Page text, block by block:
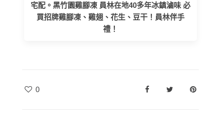
宅配。黑竹園雞腳凍 員林在地40多年冰鎮滷味 必
買招牌雞腳凍、雞翅、花生、豆干！員林伴手
禮！
0